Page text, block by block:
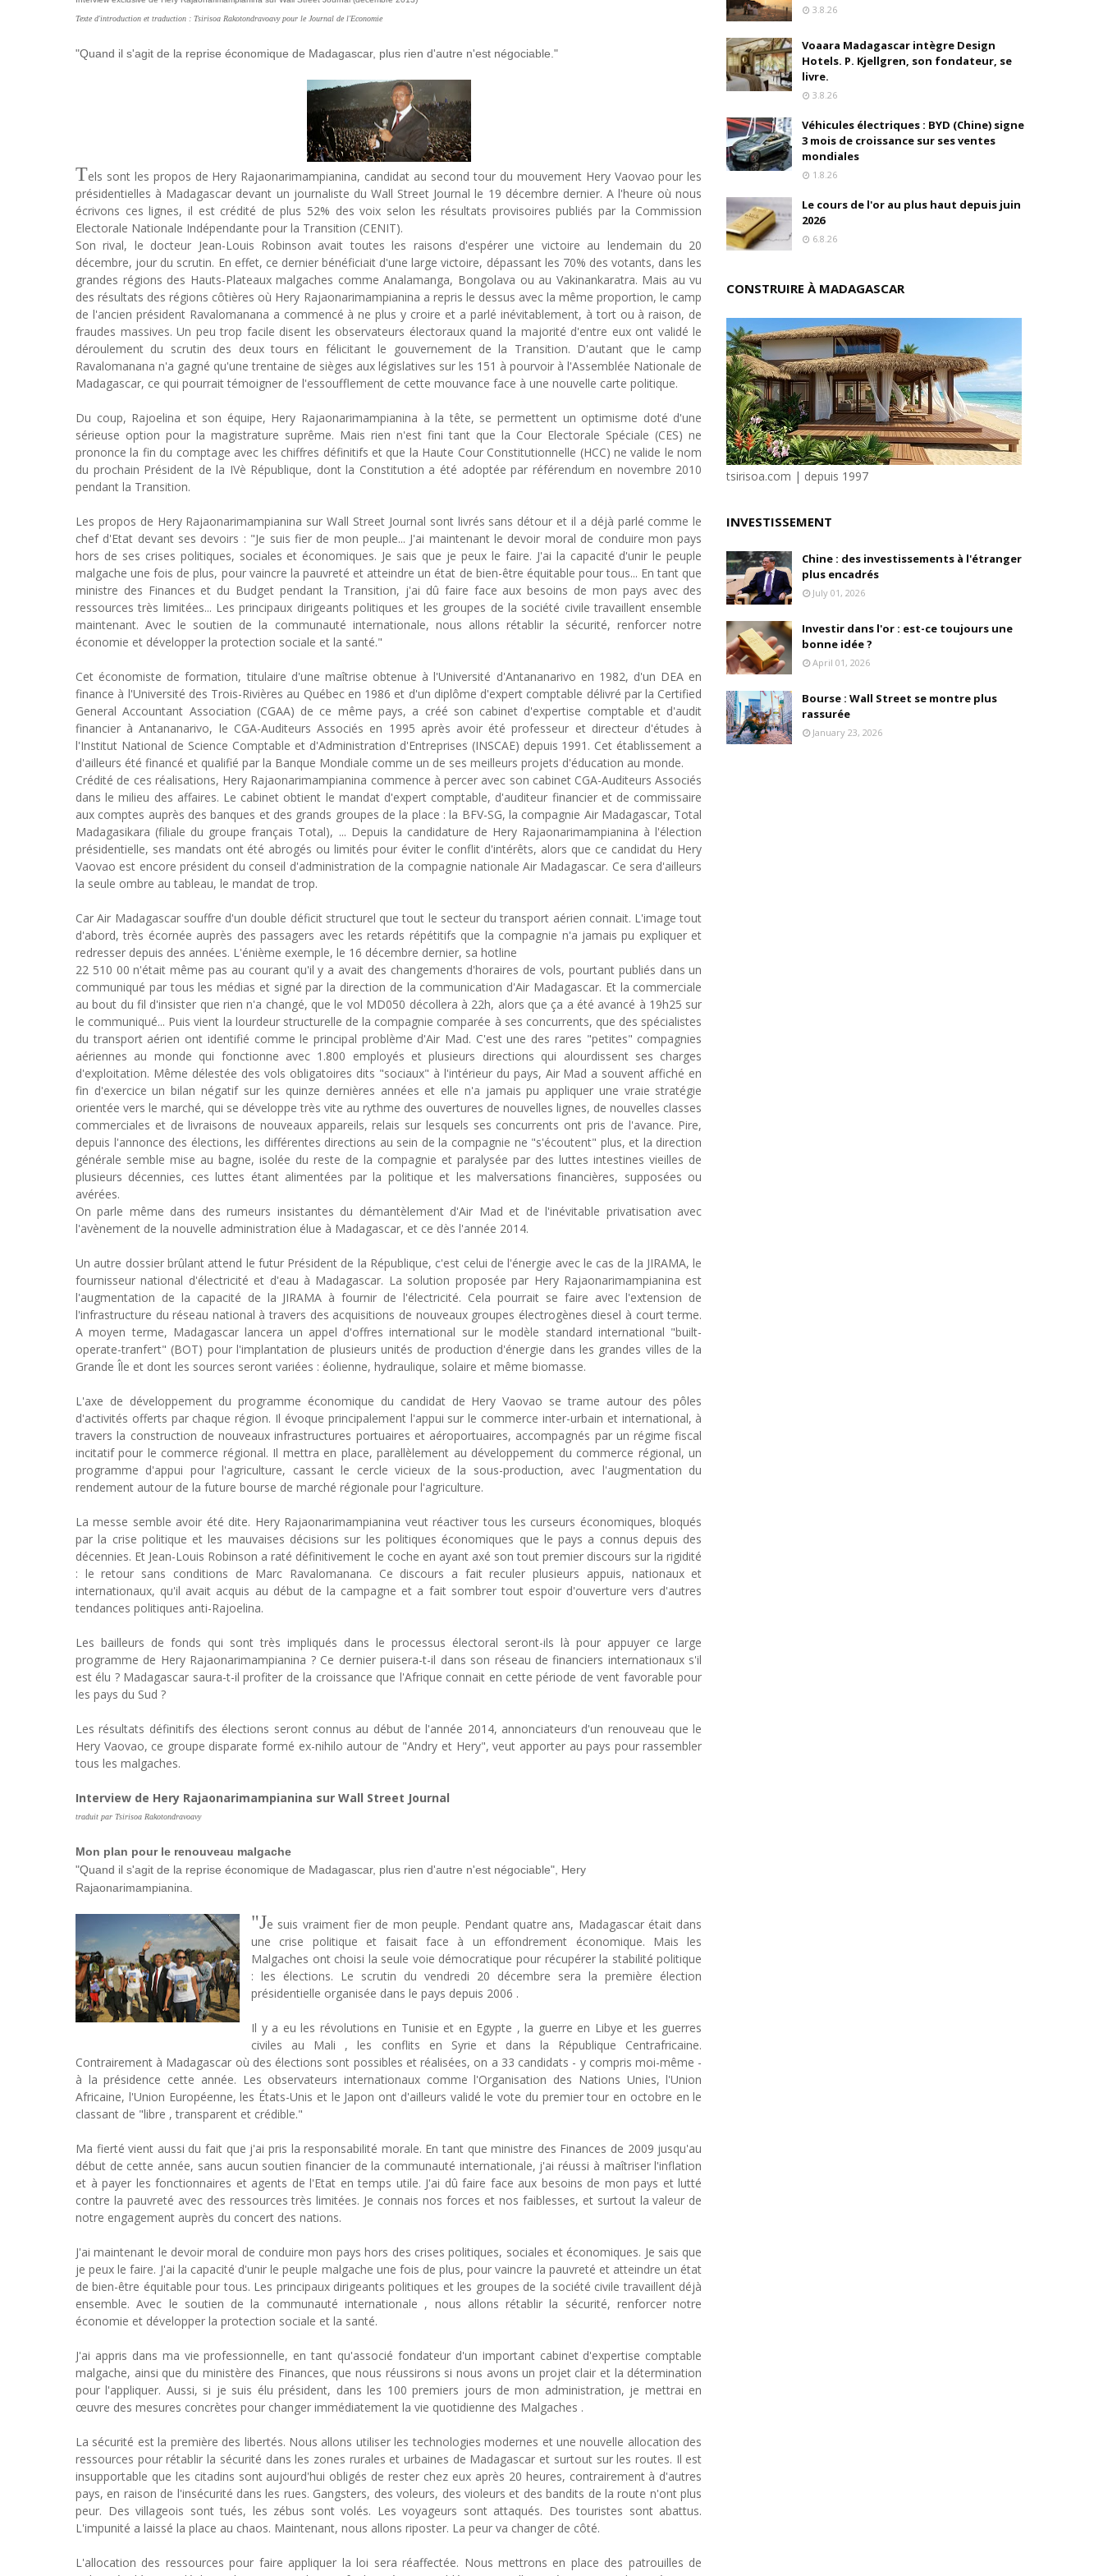
Tsirisoa Edition
Jeux vidéo : Supercell parie sur les studios africains
Chine : des investissements à l'étranger plus encadrés
Economie hôtelière : la connectivité comme levier stratégique
Unknown-Jun 27 2026
Pays du Golfe : nouveau paradigme, nouvelles priorités
Neutralité carbone : les "Iles Vanille" poussent leurs pions
Unknown -Jun 18 2026
Unknown
- Jun 11 2026
Course à l'IA : Meta envisage une importante levée de fonds
Unknown-Jun 06 2026
Banques centrales : indépendantes jusqu'où ?
Unknown -Jun 02 2026
Unknown-May 22 2026
Marques françaises : Chanel aux sommets de la valorisation et la désirabilité
Tsirisoa Edition-May 13 2026
Art et médias sociaux : à l'ère de la "présence ciblée"
Unknown- May 03 2026
Unknown - Apr 26 2026
Tourisme : le Maroc confirme sa vitalité
Unknown -Aug 07 2026
Texte d'introduction et traduction : Tsirisoa Rakotondravoavy pour le Journal de l'Economie
"Quand il s'agit de la reprise économique de Madagascar, plus rien d'autre n'est négociable."
Tels sont les propos de Hery Rajaonarimampianina, candidat au second tour du mouvement Hery Vaovao pour les
présidentielles à Madagascar devant un journaliste du Wall Street Journal le 19 décembre dernier. A l'heure où nous
écrivons ces lignes, il est crédité de plus 52% des voix selon les résultats provisoires publiés par la Commission
Electorale Nationale Indépendante pour la Transition (CENIT).
Son rival, le docteur Jean-Louis Robinson avait toutes les raisons d'espérer une victoire au lendemain du 20
décembre, jour du scrutin. En effet, ce dernier bénéficiait d'une large victoire, dépassant les 70% des votants, dans les
grandes régions des Hauts-Plateaux malgaches comme Analamanga, Bongolava ou au Vakinankaratra. Mais au vu
des résultats des régions côtières où Hery Rajaonarimampianina a repris le dessus avec la même proportion, le camp
de l'ancien président Ravalomanana a commencé à ne plus y croire et a parlé inévitablement, à tort ou à raison, de
fraudes massives. Un peu trop facile disent les observateurs électoraux quand la majorité d'entre eux ont validé le
déroulement du scrutin des deux tours en félicitant le gouvernement de la Transition. D'autant que le camp
Ravalomanana n'a gagné qu'une trentaine de sièges aux législatives sur les 151 à pourvoir à l'Assemblée Nationale de
Madagascar, ce qui pourrait témoigner de l'essoufflement de cette mouvance face à une nouvelle carte politique.
Du coup, Rajoelina et son équipe, Hery Rajaonarimampianina à la tête, se permettent un optimisme doté d'une
sérieuse option pour la magistrature suprême. Mais rien n'est fini tant que la Cour Electorale Spéciale (CES) ne
prononce la fin du comptage avec les chiffres définitifs et que la Haute Cour Constitutionnelle (HCC) ne valide le nom
du prochain Président de la IVè République, dont la Constitution a été adoptée par référendum en novembre 2010
pendant la Transition.
Les propos de Hery Rajaonarimampianina sur Wall Street Journal sont livrés sans détour et il a déjà parlé comme le
chef d'Etat devant ses devoirs : "Je suis fier de mon peuple... J'ai maintenant le devoir moral de conduire mon pays
hors de ses crises politiques, sociales et économiques. Je sais que je peux le faire. J'ai la capacité d'unir le peuple
malgache une fois de plus, pour vaincre la pauvreté et atteindre un état de bien-être équitable pour tous... En tant que
ministre des Finances et du Budget pendant la Transition, j'ai dû faire face aux besoins de mon pays avec des
ressources très limitées... Les principaux dirigeants politiques et les groupes de la société civile travaillent ensemble
maintenant. Avec le soutien de la communauté internationale, nous allons rétablir la sécurité, renforcer notre
économie et développer la protection sociale et la santé."
Cet économiste de formation, titulaire d'une maîtrise obtenue à l'Université d'Antananarivo en 1982, d'un DEA en
finance à l'Université des Trois-Rivières au Québec en 1986 et d'un diplôme d'expert comptable délivré par la Certified
General Accountant Association (CGAA) de ce même pays, a créé son cabinet d'expertise comptable et d'audit
financier à Antananarivo, le CGA-Auditeurs Associés en 1995 après avoir été professeur et directeur d'études à
l'Institut National de Science Comptable et d'Administration d'Entreprises (INSCAE) depuis 1991. Cet établissement a
d'ailleurs été financé et qualifié par la Banque Mondiale comme un de ses meilleurs projets d'éducation au monde.
Crédité de ces réalisations, Hery Rajaonarimampianina commence à percer avec son cabinet CGA-Auditeurs Associés
dans le milieu des affaires. Le cabinet obtient le mandat d'expert comptable, d'auditeur financier et de commissaire
aux comptes auprès des banques et des grands groupes de la place : la BFV-SG, la compagnie Air Madagascar, Total
Madagasikara (filiale du groupe français Total), ... Depuis la candidature de Hery Rajaonarimampianina à l'élection
présidentielle, ses mandats ont été abrogés ou limités pour éviter le conflit d'intérêts, alors que ce candidat du Hery
Vaovao est encore président du conseil d'administration de la compagnie nationale Air Madagascar. Ce sera d'ailleurs
la seule ombre au tableau, le mandat de trop.
Car Air Madagascar souffre d'un double déficit structurel que tout le secteur du transport aérien connait. L'image tout
d'abord, très écornée auprès des passagers avec les retards répétitifs que la compagnie n'a jamais pu expliquer et
redresser depuis des années. L'énième exemple, le 16 décembre dernier, sa hotline
22 510 00 n'était même pas au courant qu'il y a avait des changements d'horaires de vols, pourtant publiés dans un
communiqué par tous les médias et signé par la direction de la communication d'Air Madagascar. Et la commerciale
au bout du fil d'insister que rien n'a changé, que le vol MD050 décollera à 22h, alors que ça a été avancé à 19h25 sur
le communiqué... Puis vient la lourdeur structurelle de la compagnie comparée à ses concurrents, que des spécialistes
du transport aérien ont identifié comme le principal problème d'Air Mad. C'est une des rares "petites" compagnies
aériennes au monde qui fonctionne avec 1.800 employés et plusieurs directions qui alourdissent ses charges
d'exploitation. Même délestée des vols obligatoires dits "sociaux" à l'intérieur du pays, Air Mad a souvent affiché en
fin d'exercice un bilan négatif sur les quinze dernières années et elle n'a jamais pu appliquer une vraie stratégie
orientée vers le marché, qui se développe très vite au rythme des ouvertures de nouvelles lignes, de nouvelles classes
commerciales et de livraisons de nouveaux appareils, relais sur lesquels ses concurrents ont pris de l'avance. Pire,
depuis l'annonce des élections, les différentes directions au sein de la compagnie ne "s'écoutent" plus, et la direction
générale semble mise au bagne, isolée du reste de la compagnie et paralysée par des luttes intestines vieilles de
plusieurs décennies, ces luttes étant alimentées par la politique et les malversations financières, supposées ou
avérées.
On parle même dans des rumeurs insistantes du démantèlement d'Air Mad et de l'inévitable privatisation avec
l'avènement de la nouvelle administration élue à Madagascar, et ce dès l'année 2014.
Un autre dossier brûlant attend le futur Président de la République, c'est celui de l'énergie avec le cas de la JIRAMA, le
fournisseur national d'électricité et d'eau à Madagascar. La solution proposée par Hery Rajaonarimampianina est
l'augmentation de la capacité de la JIRAMA à fournir de l'électricité. Cela pourrait se faire avec l'extension de
l'infrastructure du réseau national à travers des acquisitions de nouveaux groupes électrogènes diesel à court terme.
A moyen terme, Madagascar lancera un appel d'offres international sur le modèle standard international "built-
operate-tranfert" (BOT) pour l'implantation de plusieurs unités de production d'énergie dans les grandes villes de la
Grande Île et dont les sources seront variées : éolienne, hydraulique, solaire et même biomasse.
L'axe de développement du programme économique du candidat de Hery Vaovao se trame autour des pôles
d'activités offerts par chaque région. Il évoque principalement l'appui sur le commerce inter-urbain et international, à
travers la construction de nouveaux infrastructures portuaires et aéroportuaires, accompagnés par un régime fiscal
incitatif pour le commerce régional. Il mettra en place, parallèlement au développement du commerce régional, un
programme d'appui pour l'agriculture, cassant le cercle vicieux de la sous-production, avec l'augmentation du
rendement autour de la future bourse de marché régionale pour l'agriculture.
La messe semble avoir été dite. Hery Rajaonarimampianina veut réactiver tous les curseurs économiques, bloqués
par la crise politique et les mauvaises décisions sur les politiques économiques que le pays a connus depuis des
décennies. Et Jean-Louis Robinson a raté définitivement le coche en ayant axé son tout premier discours sur la rigidité
: le retour sans conditions de Marc Ravalomanana. Ce discours a fait reculer plusieurs appuis, nationaux et
internationaux, qu'il avait acquis au début de la campagne et a fait sombrer tout espoir d'ouverture vers d'autres
tendances politiques anti-Rajoelina.
Les bailleurs de fonds qui sont très impliqués dans le processus électoral seront-ils là pour appuyer ce large
programme de Hery Rajaonarimampianina ? Ce dernier puisera-t-il dans son réseau de financiers internationaux s'il
est élu ? Madagascar saura-t-il profiter de la croissance que l'Afrique connait en cette période de vent favorable pour
les pays du Sud ?
Les résultats définitifs des élections seront connus au début de l'année 2014, annonciateurs d'un renouveau que le
Hery Vaovao, ce groupe disparate formé ex-nihilo autour de "Andry et Hery", veut apporter au pays pour rassembler
tous les malgaches.
Interview de Hery Rajaonarimampianina sur Wall Street Journal
traduit par Tsirisoa Rakotondravoavy
Mon plan pour le renouveau malgache
"Quand il s'agit de la reprise économique de Madagascar, plus rien d'autre n'est négociable", Hery
Rajaonarimampianina.
"Je suis vraiment fier de mon peuple. Pendant quatre ans, Madagascar était dans
une crise politique et faisait face à un effondrement économique. Mais les
Malgaches ont choisi la seule voie démocratique pour récupérer la stabilité politique
: les élections. Le scrutin du vendredi 20 décembre sera la première élection
présidentielle organisée dans le pays depuis 2006 .
Il y a eu les révolutions en Tunisie et en Egypte , la guerre en Libye et les guerres
civiles au Mali , les conflits en Syrie et dans la République Centrafricaine.
Contrairement à Madagascar où des élections sont possibles et réalisées, on a 33 candidats - y compris moi-même -
à la présidence cette année. Les observateurs internationaux comme l'Organisation des Nations Unies, l'Union
Africaine, l'Union Européenne, les États-Unis et le Japon ont d'ailleurs validé le vote du premier tour en octobre en le
classant de "libre , transparent et crédible."
Ma fierté vient aussi du fait que j'ai pris la responsabilité morale. En tant que ministre des Finances de 2009 jusqu'au
début de cette année, sans aucun soutien financier de la communauté internationale, j'ai réussi à maîtriser l'inflation
et à payer les fonctionnaires et agents de l'Etat en temps utile. J'ai dû faire face aux besoins de mon pays et lutté
contre la pauvreté avec des ressources très limitées. Je connais nos forces et nos faiblesses, et surtout la valeur de
notre engagement auprès du concert des nations.
J'ai maintenant le devoir moral de conduire mon pays hors des crises politiques, sociales et économiques. Je sais que
je peux le faire. J'ai la capacité d'unir le peuple malgache une fois de plus, pour vaincre la pauvreté et atteindre un état
de bien-être équitable pour tous. Les principaux dirigeants politiques et les groupes de la société civile travaillent déjà
ensemble. Avec le soutien de la communauté internationale , nous allons rétablir la sécurité, renforcer notre
économie et développer la protection sociale et la santé.
J'ai appris dans ma vie professionnelle, en tant qu'associé fondateur d'un important cabinet d'expertise comptable
malgache, ainsi que du ministère des Finances, que nous réussirons si nous avons un projet clair et la détermination
pour l'appliquer. Aussi, si je suis élu président, dans les 100 premiers jours de mon administration, je mettrai en
œuvre des mesures concrètes pour changer immédiatement la vie quotidienne des Malgaches .
La sécurité est la première des libertés. Nous allons utiliser les technologies modernes et une nouvelle allocation des
ressources pour rétablir la sécurité dans les zones rurales et urbaines de Madagascar et surtout sur ​les routes. Il est
insupportable que les citadins sont aujourd'hui obligés de rester chez eux après 20 heures, contrairement à d'autres
pays, en raison de l'insécurité dans les rues. Gangsters, des voleurs, des violeurs et des bandits de la route n'ont plus
peur. Des villageois sont tués, les zébus sont volés. Les voyageurs sont attaqués. Des touristes sont abattus.
L'impunité a laissé la place au chaos. Maintenant, nous allons riposter. La peur va changer de côté.
L'allocation des ressources pour faire appliquer la loi sera réaffectée. Nous mettrons en place des patrouilles de
3.8.26
Voaara Madagascar intègre Design
Hotels. P. Kjellgren, son fondateur, se
livre.
3.8.26
Véhicules électriques : BYD (Chine) signe
3 mois de croissance sur ses ventes
mondiales
1.8.26
Le cours de l'or au plus haut depuis juin
2026
6.8.26
CONSTRUIRE À MADAGASCAR
tsirisoa.com | depuis 1997
INVESTISSEMENT
Chine : des investissements à l'étranger
plus encadrés
July 01, 2026
Investir dans l'or : est-ce toujours une
bonne idée ?
April 01, 2026
Bourse : Wall Street se montre plus
rassurée
January 23, 2026